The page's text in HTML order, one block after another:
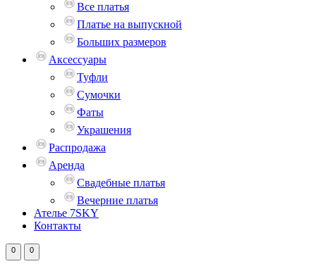
Все платья
Платье на выпускной
Больших размеров
Аксессуары
Туфли
Сумочки
Фаты
Украшения
Распродажа
Аренда
Свадебные платья
Вечерние платья
Ателье 7SKY
Контакты
0 0